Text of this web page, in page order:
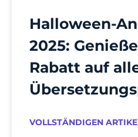
Halloween-
2025:
Rabatt auf
VOLLSTÄNDIGEN